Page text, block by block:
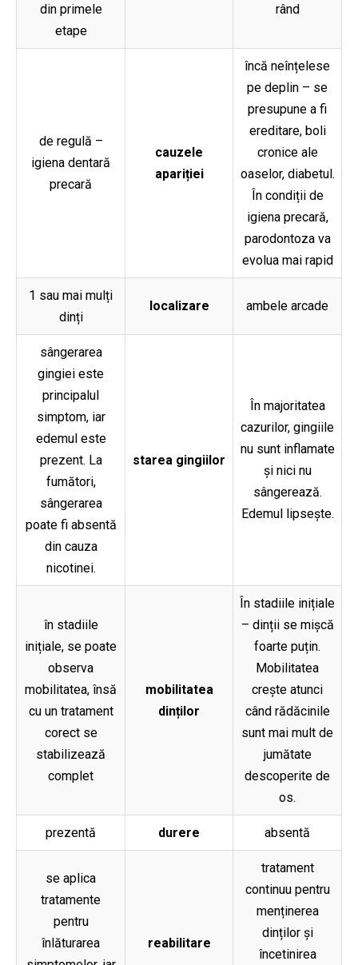
din primele
etape
rând
de regulă –
igiena dentară
precară
cauzele
apariției
încă neînțelese
pe deplin – se
presupune a fi
ereditare, boli
cronice ale
oaselor, diabetul.
În condiții de
igiena precară,
parodontoza va
evolua mai rapid
1 sau mai mulți
dinți
localizare ambele arcade
sângerarea
gingiei este
principalul
simptom, iar
edemul este
prezent. La
fumători,
sângerarea
poate fi absentă
din cauza
nicotinei.
starea gingiilor
În majoritatea
cazurilor, gingiile
nu sunt inflamate
și nici nu
sângerează.
Edemul lipsește.
în stadiile
inițiale, se poate
observa
mobilitatea, însă
cu un tratament
corect se
stabilizează
complet
mobilitatea
dinților
În stadiile inițiale
– dinții se mișcă
foarte puțin.
Mobilitatea
crește atunci
când rădăcinile
sunt mai mult de
jumătate
descoperite de
os.
prezentă durere absentă
se aplica
tratamente
pentru
înlăturarea
reabilitare
tratament
continuu pentru
menținerea
dinților și
încetinirea